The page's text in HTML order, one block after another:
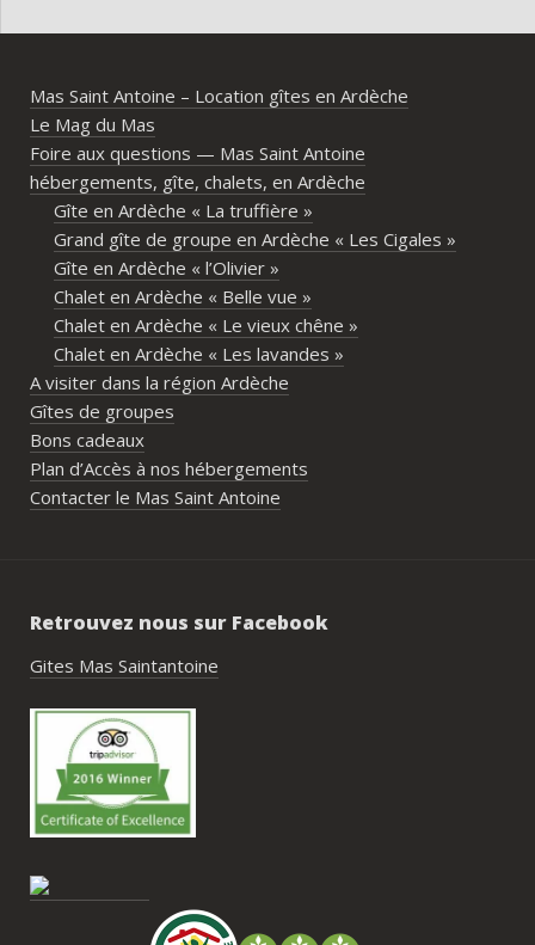
différents gîtes permettent à chacun
d’avoir son espace tout en gardant un
vrai lieu de rassemblement pour
partager les repas et les activités.Un
immense merci également aux
propriétaires pour leur disponibilité, leur
écoute et leur gentillesse tout au long de
l’organisation. Nous avons été très bien
accompagnés avant le week-end avec de
nombreux conseils utiles, aussi bien pour
les prestataires que pour l’organisation
générale de l’événement.Tout a été
simple, fluide et agréable. Les
recommandations données sur place
étaient excellentes et nous ont permis
piscine, nature, tranquillité, nombreux
hébergements et beaucoup d’activités à
très beau souvenir de ce week-end et
nous recommandons le Mas Saint-
Antoine sans hésitation.**La seule petite
contrainte du week-end concerne la
gestion des déchets, puisqu’il n’y a pas
de tri directement sur le domaine et qu’il
faut se rendre au village. Cela ne nous a
Mas Saint Antoine – Location gîtes en Ardèche
Le Mag du Mas
Foire aux questions — Mas Saint Antoine
hébergements, gîte, chalets, en Ardèche
Gîte en Ardèche « La truffière »
Grand gîte de groupe en Ardèche « Les Cigales »
Gîte en Ardèche « l’Olivier »
Chalet en Ardèche « Belle vue »
Chalet en Ardèche « Le vieux chêne »
Chalet en Ardèche « Les lavandes »
A visiter dans la région Ardèche
Gîtes de groupes
Bons cadeaux
Plan d’Accès à nos hébergements
Contacter le Mas Saint Antoine
Retrouvez nous sur Facebook
Gites Mas Saintantoine